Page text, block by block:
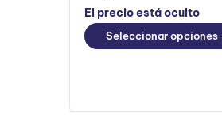
El precio está oculto
Seleccionar opciones